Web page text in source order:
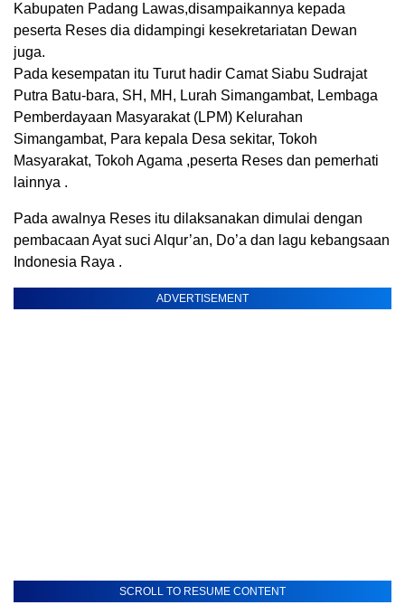
Kabupaten Padang Lawas,disampaikannya kepada
peserta Reses dia didampingi kesekretariatan Dewan
juga.
Pada kesempatan itu Turut hadir Camat Siabu Sudrajat
Putra Batu-bara, SH, MH, Lurah Simangambat, Lembaga
Pemberdayaan Masyarakat (LPM) Kelurahan
Simangambat, Para kepala Desa sekitar, Tokoh
Masyarakat, Tokoh Agama ,peserta Reses dan pemerhati
lainnya .
Pada awalnya Reses itu dilaksanakan dimulai dengan
pembacaan Ayat suci Alqur’an, Do’a dan lagu kebangsaan
Indonesia Raya .
ADVERTISEMENT
SCROLL TO RESUME CONTENT